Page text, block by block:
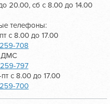
20.00, сб с 8.00 до 14.00
телефоны:
с 8.00 до 17.00
708
ДМС
797
с 8.00 до 17.00
700